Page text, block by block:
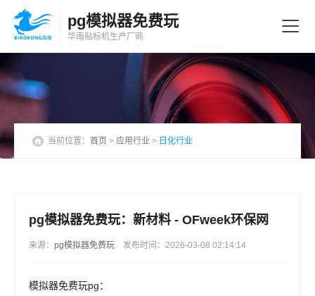
pg模拟器免费玩
华南贴标机生产厂商
当前位置： 首页 > 应用行业 > 日化行业
pg模拟器免费玩：新材料 - OFweek环保网
来源： pg模拟器免费玩 发布时间：2026-03-08 02:14:14
模拟器免费玩pg：